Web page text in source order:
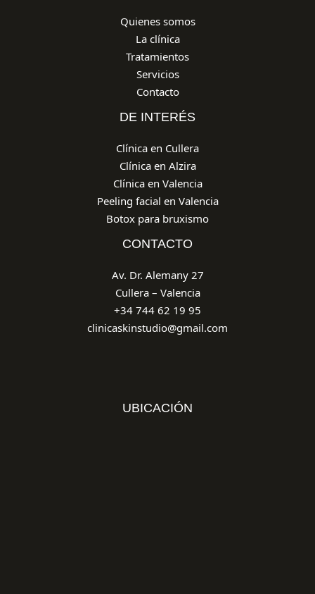
Quienes somos
La clínica
Tratamientos
Servicios
Contacto
DE INTERÉS
Clínica en Cullera
Clínica en Alzira
Clínica en Valencia
Peeling facial en Valencia
Botox para bruxismo
CONTACTO
Av. Dr. Alemany 27
Cullera – Valencia
+34 744 62 19 95
clinicaskinstudio@gmail.com
UBICACIÓN